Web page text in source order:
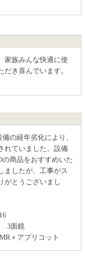
家族みんな快適に使
き喜んでいます。
の経年劣化により、
れていました。設備
商品をおすすめいた
ましたが、工事がス
がとうございまし
3面鏡
アプリコット